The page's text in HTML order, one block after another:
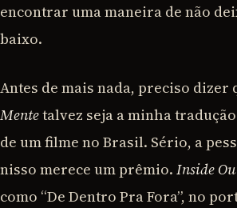
encontrar uma maneira de não
baixo.
Antes de mais nada, preciso dizer
Mentetalvez seja a minha
de um filme no Brasil. Sério, a
nisso merece um prêmio. Inside
como “De Dentro Pra Fora”, no